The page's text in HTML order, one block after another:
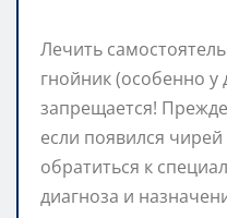
Лечить
гнойник (особенно у
запрещается!
если появился
обратиться к
диагноза и